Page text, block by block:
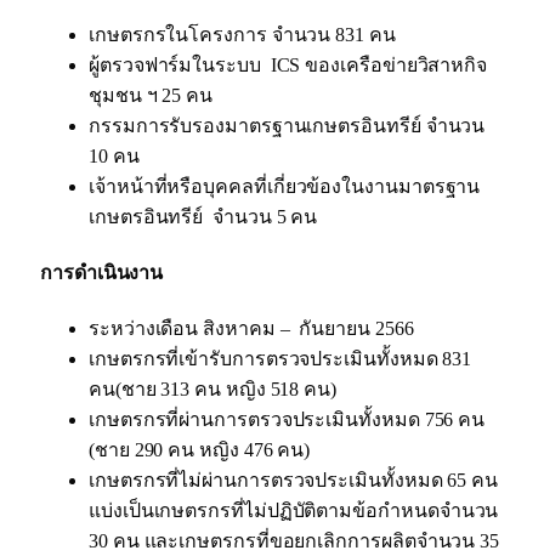
เกษตรกรในโครงการ จำนวน 831 คน
ผู้ตรวจฟาร์มในระบบ ICS ของเครือข่ายวิสาหกิจ
ชุมชน ฯ 25 คน
กรรมการรับรองมาตรฐานเกษตรอินทรีย์ จำนวน
10 คน
เจ้าหน้าที่หรือบุคคลที่เกี่ยวข้องในงานมาตรฐาน
เกษตรอินทรีย์ จำนวน 5 คน
การดำเนินงาน
ระหว่างเดือน สิงหาคม – กันยายน 2566
เกษตรกรที่เข้ารับการตรวจประเมินทั้งหมด 831
คน(ชาย 313 คน หญิง 518 คน)
เกษตรกรที่ผ่านการตรวจประเมินทั้งหมด 756 คน
(ชาย 290 คน หญิง 476 คน)
เกษตรกรที่ไม่ผ่านการตรวจประเมินทั้งหมด 65 คน
แบ่งเป็นเกษตรกรที่ไม่ปฏิบัติตามข้อกำหนดจำนวน
30 คน และเกษตรกรที่ขอยกเลิกการผลิตจำนวน 35